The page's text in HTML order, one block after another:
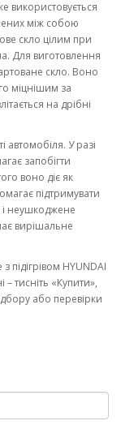
використовується
між собою
скло цілим при
Для виготовлення
скло. Воно
міцнішим за
на дрібні
автомобіля. У разі
запобігти
воно діє як
підтримувати
і неушкоджене
вирішальне
HYUNDAI
тисніть «Купити»,
або перевірки